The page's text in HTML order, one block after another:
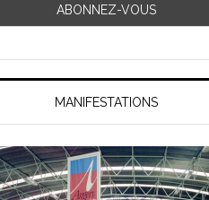
MANIFESTATIONS